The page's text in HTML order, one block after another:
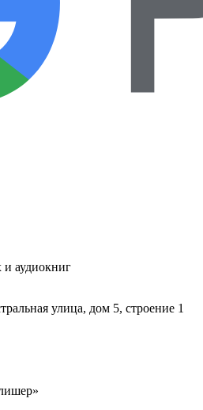
аудиокниг
улица, дом 5, строение 1